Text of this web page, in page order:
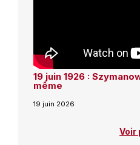
19 juin 1926 :
même
19 juin 2026
Voir